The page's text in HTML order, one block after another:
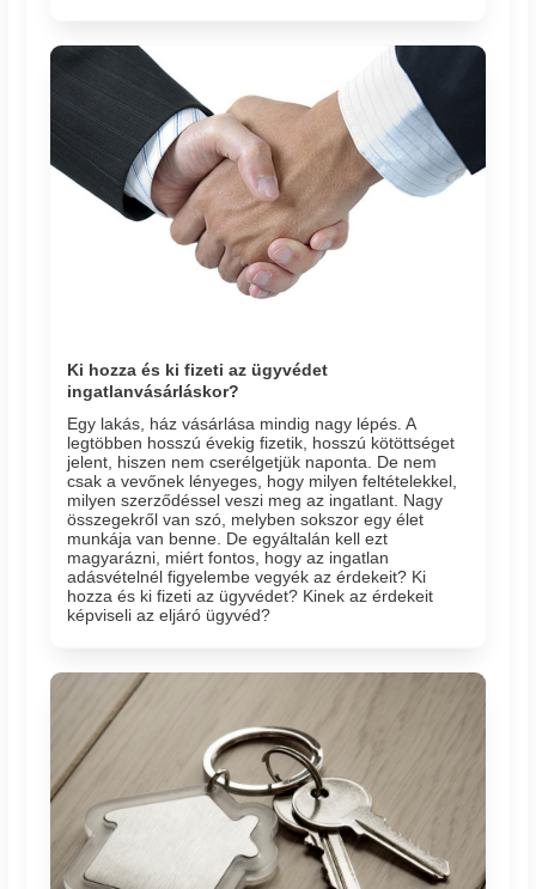
Ki hozza és ki fizeti az ügyvédet
ingatlanvásárláskor?
Egy lakás, ház vásárlása mindig nagy lépés. A
legtöbben hosszú évekig fizetik, hosszú kötöttséget
jelent, hiszen nem cserélgetjük naponta. De nem
csak a vevőnek lényeges, hogy milyen feltételekkel,
milyen szerződéssel veszi meg az ingatlant. Nagy
összegekről van szó, melyben sokszor egy élet
munkája van benne. De egyáltalán kell ezt
magyarázni, miért fontos, hogy az ingatlan
adásvételnél figyelembe vegyék az érdekeit? Ki
hozza és ki fizeti az ügyvédet? Kinek az érdekeit
képviseli az eljáró ügyvéd?